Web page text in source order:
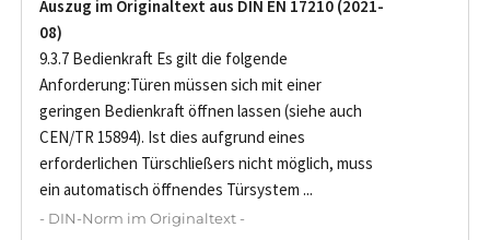
Auszug im Originaltext aus DIN EN 17210 (2021-
08)
9.3.7 Bedienkraft Es gilt die folgende
Anforderung:Türen müssen sich mit einer
geringen Bedienkraft öffnen lassen (siehe auch
CEN/TR 15894). Ist dies aufgrund eines
erforderlichen Türschließers nicht möglich, muss
ein automatisch öffnendes Türsystem ...
- DIN-Norm im Originaltext -